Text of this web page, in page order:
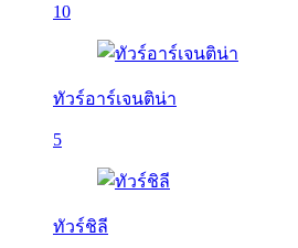
10
ทัวร์อาร์เจนติน่า
5
ทัวร์ชิลี